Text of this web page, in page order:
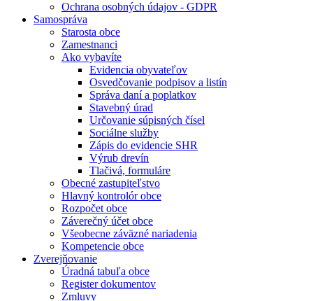
Ochrana osobných údajov - GDPR
Samospráva
Starosta obce
Zamestnanci
Ako vybavíte
Evidencia obyvateľov
Osvedčovanie podpisov a listín
Správa daní a poplatkov
Stavebný úrad
Určovanie súpisných čísel
Sociálne služby
Zápis do evidencie SHR
Výrub drevín
Tlačivá, formuláre
Obecné zastupiteľstvo
Hlavný kontrolór obce
Rozpočet obce
Záverečný účet obce
Všeobecne záväzné nariadenia
Kompetencie obce
Zverejňovanie
Úradná tabuľa obce
Register dokumentov
Zmluvy